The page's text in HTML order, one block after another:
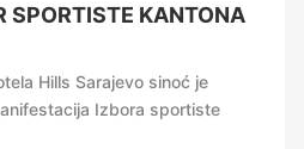
SPORTISTE KANTONA
Hills Sarajevo sinoć je
Izbora sportiste